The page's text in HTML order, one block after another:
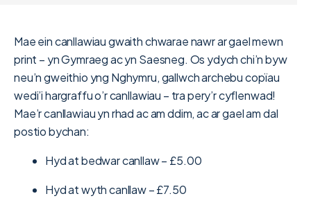
Mae ein canllawiau gwaith chwarae nawr ar gael mewn
print – yn Gymraeg ac yn Saesneg. Os ydych chi’n byw
neu’n gweithio yng Nghymru, gallwch archebu copïau
wedi’i hargraffu o’r canllawiau – tra pery’r cyflenwad!
Mae’r canllawiau yn rhad ac am ddim, ac ar gael am dal
postio bychan:
Hyd at bedwar canllaw – £5.00
Hyd at wyth canllaw – £7.50